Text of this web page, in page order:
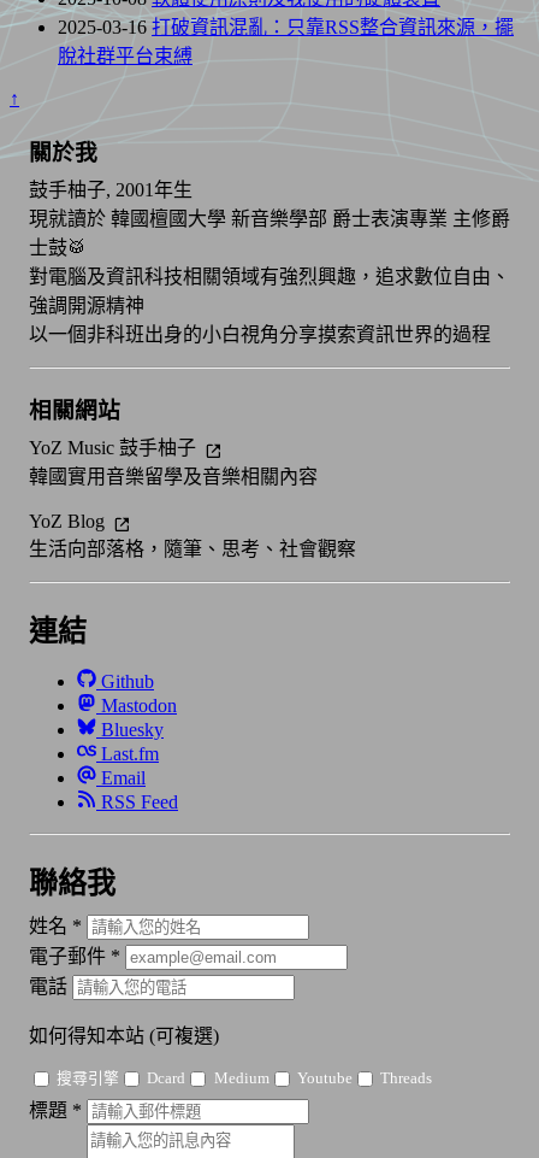
2025-03-16 打破資訊混亂：只靠RSS整合資訊來源，擺
脫社群平台束縛
↑
關於我
鼓手柚子, 2001年生
現就讀於 韓國檀國大學 新音樂學部 爵士表演專業 主修爵
士鼓🥁
對電腦及資訊科技相關領域有強烈興趣，追求數位自由、
強調開源精神
以一個非科班出身的小白視角分享摸索資訊世界的過程
相關網站
YoZ Music 鼓手柚子
韓國實用音樂留學及音樂相關內容
YoZ Blog
生活向部落格，隨筆、思考、社會觀察
連結
Github
Mastodon
Bluesky
Last.fm
Email
RSS Feed
聯絡我
姓名 *
電子郵件 *
電話
如何得知本站 (可複選)
搜尋引擎 Dcard Medium Youtube Threads
標題 *